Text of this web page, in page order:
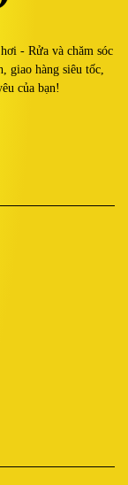
- Rửa và chăm sóc
giao hàng siêu tốc,
của bạn!